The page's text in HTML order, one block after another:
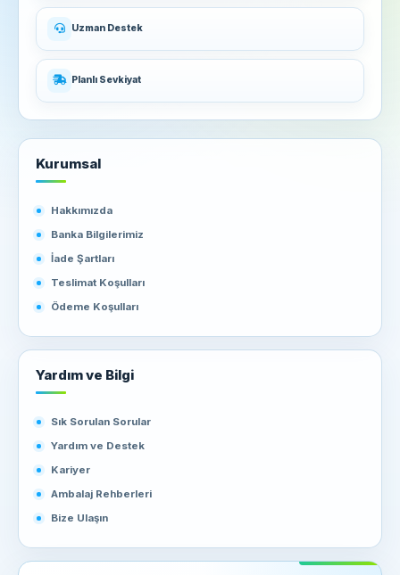
Uzman Destek
Planlı Sevkiyat
Kurumsal
Hakkımızda
Banka Bilgilerimiz
İade Şartları
Teslimat Koşulları
Ödeme Koşulları
Yardım ve Bilgi
Sık Sorulan Sorular
Yardım ve Destek
Kariyer
Ambalaj Rehberleri
Bize Ulaşın